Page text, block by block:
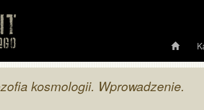
kosmologii. Wprowadzenie.